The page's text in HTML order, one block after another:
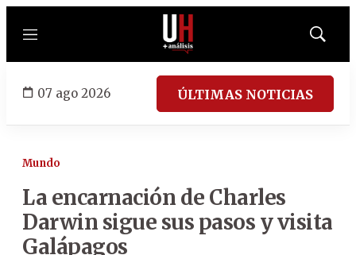
Menú
Mostrar
07 ago 2026 ÚLTIMAS NOTICIAS
Mundo
La encarnación de Charles
Darwin sigue sus pasos y visita
Galápagos